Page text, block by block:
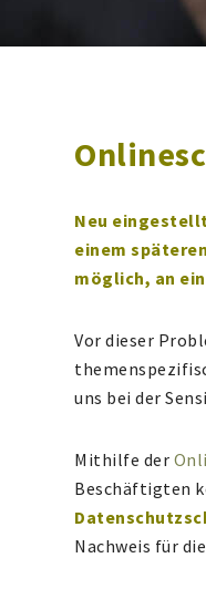
Neu
einem
möglich, an
Vor dieser
uns bei der
Mithilfe der
Beschäftigten
Nachweis für